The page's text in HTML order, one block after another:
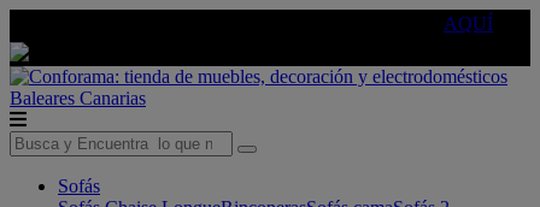
AQUÍ
Baleares Canarias
Sofás